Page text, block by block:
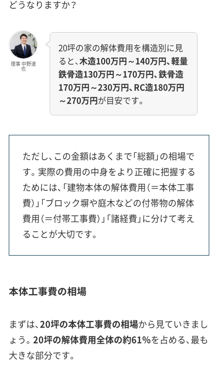
どうなりますか？
理事 中野達
也
20坪の家の解体費用を構造別に見
ると、木造100万円～140万円、軽量
鉄骨造130万円～170万円、鉄骨造
170万円～230万円、RC造180万円
～270万円が目安です。
ただし、この金額はあくまで「総額」の相場で
す。実際の費用の中身をより正確に把握する
ためには、「建物本体の解体費用（＝本体工事
費）」「ブロック塀や庭木などの付帯物の解体
費用（＝付帯工事費）」「諸経費」に分けて考え
ることが大切です。
本体工事費の相場
まずは、20坪の本体工事費の相場から見ていきまし
ょう。 20坪の解体費用全体の約61％を占める、最も
大きな部分です。